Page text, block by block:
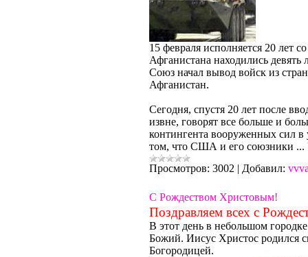
15 февраля исполняется 20 лет
Афганистана находились девять
Союз начал вывод войск из
Афганистан.
Сегодня, спустя 20 лет после
извне, говорят все больше и
контингента вооруженных сил в
том, что США и его союзники ...
Просмотров: 3002 | Добавил:
C Рождеством Христовым!
Поздравляем всех с
В этот день в небольшом
Божий. Иисус Христос родился
Богородицей.